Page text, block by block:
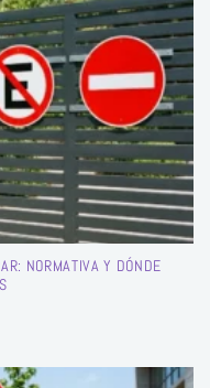
NORMATIVA Y DÓNDE